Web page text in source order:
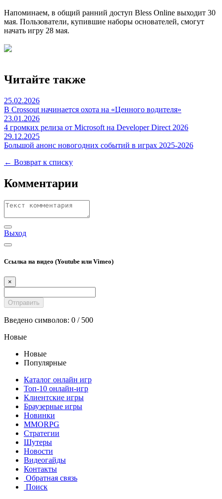
Напоминаем, в общий ранний доступ Bless Online выходит 30
мая. Пользователи, купившие наборы основателей, смогут
начать игру 28 мая.
Читайте также
25.02.2026
В Crossout начинается охота на «Ценного водителя»
23.01.2026
4 громких релиза от Microsoft на Developer Direct 2026
29.12.2025
Большой анонс новогодних событий в играх 2025-2026
← Возврат к списку
Комментарии
Выход
Ссылка на видео (Youtube или Vimeo)
×
Введено символов: 0 / 500
Новые
Новые
Популярные
Каталог онлайн игр
Топ-10 онлайн-игр
Клиентские игры
Браузерные игры
Новинки
MMORPG
Стратегии
Шутеры
Новости
Видеогайды
Контакты
Обратная связь
Поиск